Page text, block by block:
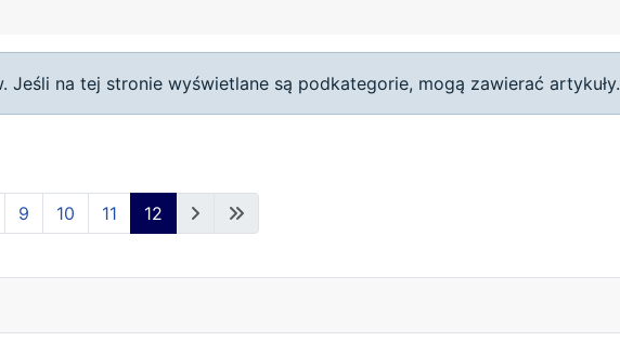
Jeśli na tej stronie wyświetlane są podkategorie, mogą zawierać artykuły.
9 10 11 12